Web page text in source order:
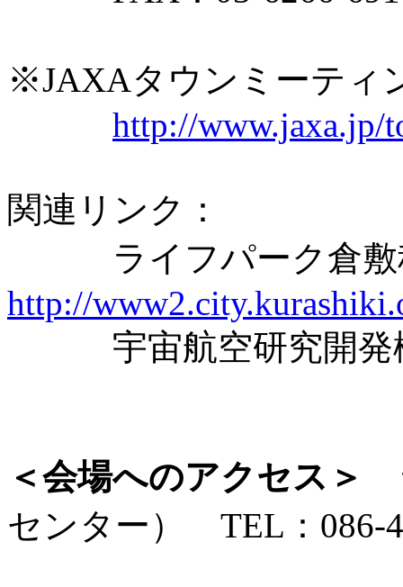
※JAXAタウンミーティ
http://www.jaxa.jp/
関連リンク：
ライフパーク倉敷
http://
宇宙航空研究開
＜会場へのアクセス＞
センター） TEL：086-